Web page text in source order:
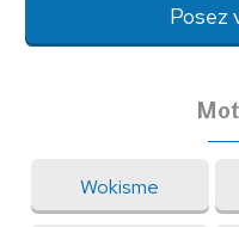
Posez
Wokisme